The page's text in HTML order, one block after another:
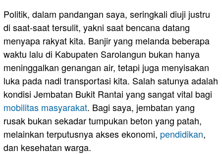
Politik, dalam pandangan saya, seringkali diuji justru
di saat-saat tersulit, yakni saat bencana datang
menyapa rakyat kita. Banjir yang melanda beberapa
waktu lalu di Kabupaten Sarolangun bukan hanya
meninggalkan genangan air, tetapi juga menyisakan
luka pada nadi transportasi kita. Salah satunya adalah
kondisi Jembatan Bukit Rantai yang sangat vital bagi
mobilitas masyarakat. Bagi saya, jembatan yang
rusak bukan sekadar tumpukan beton yang patah,
melainkan terputusnya akses ekonomi, pendidikan,
dan kesehatan warga.